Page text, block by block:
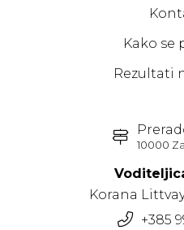
Kako se
Rezultati
10000
Korana
+385